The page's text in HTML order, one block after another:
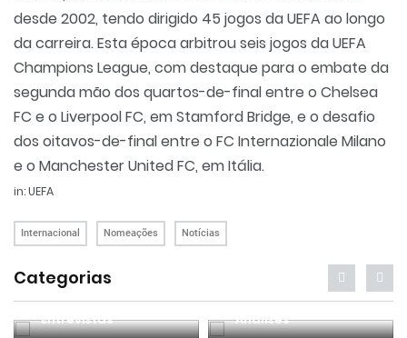
desde 2002, tendo dirigido 45 jogos da UEFA ao longo
da carreira. Esta época arbitrou seis jogos da UEFA
Champions League, com destaque para o embate da
segunda mão dos quartos-de-final entre o Chelsea
FC e o Liverpool FC, em Stamford Bridge, e o desafio
dos oitavos-de-final entre o FC Internazionale Milano
e o Manchester United FC, em Itália.
in: UEFA
Internacional Nomeações Notícias
Categorias
Entrevistas Análises